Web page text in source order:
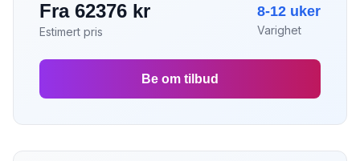
Fra 62376 kr
Estimert pris
8-12 uker
Varighet
Be om tilbud